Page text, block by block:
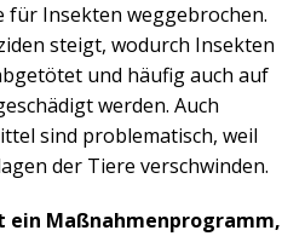
für Insekten weggebrochen.
steigt, wodurch Insekten
und häufig auch auf
werden. Auch
sind problematisch, weil
der Tiere verschwinden.
ein Maßnahmenprogramm,